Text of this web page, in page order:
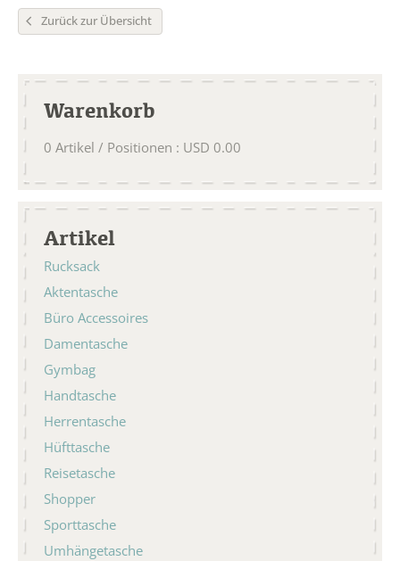
Zurück zur Übersicht
Warenkorb
0 Artikel / Positionen : USD 0.00
Artikel
Rucksack
Aktentasche
Büro Accessoires
Damentasche
Gymbag
Handtasche
Herrentasche
Hüfttasche
Reisetasche
Shopper
Sporttasche
Umhängetasche